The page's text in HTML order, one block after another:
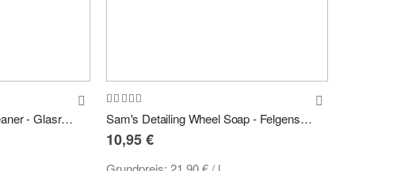
Sam's Detailing Glass Cleaner - Glasreiniger 500ml
Bewertung:
100% Sam's Detailing Wheel Soap - Felgenshampoo 500ml
10,95 €